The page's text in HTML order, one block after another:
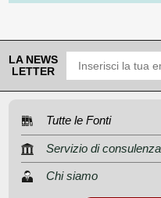
LA NEWS
LETTER
Tutte le Fonti
Servizio di
Chi siamo